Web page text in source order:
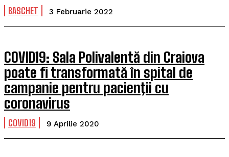
BASCHET 3 Februarie 2022
COVID19: Sala Polivalentă din Craiova
poate fi transformată în spital de
campanie pentru pacienţii cu
coronavirus
COVID19 9 Aprilie 2020